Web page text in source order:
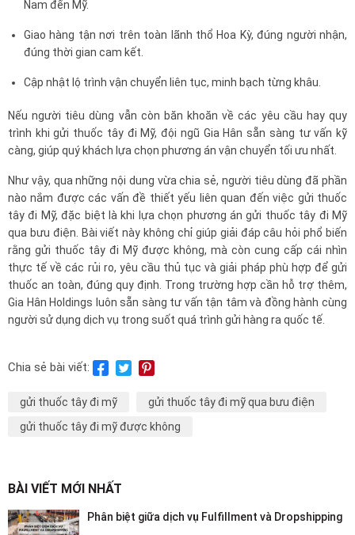
Nam đến Mỹ.
Giao hàng tận nơi trên toàn lãnh thổ Hoa Kỳ, đúng người nhận,
đúng thời gian cam kết.
Cập nhật lộ trình vận chuyển liên tục, minh bạch từng khâu.
Nếu người tiêu dùng vẫn còn băn khoăn về các yêu cầu hay quy
trình khi gửi thuốc tây đi Mỹ, đội ngũ Gia Hân sẵn sàng tư vấn kỹ
càng, giúp quý khách lựa chọn phương án vận chuyển tối ưu nhất.
Như vậy, qua những nội dung vừa chia sẻ, người tiêu dùng đã phần
nào nắm được các vấn đề thiết yếu liên quan đến việc gửi thuốc
tây đi Mỹ, đặc biệt là khi lựa chọn phương án gửi thuốc tây đi Mỹ
qua bưu điện. Bài viết này không chỉ giúp giải đáp câu hỏi phổ biến
rằng gửi thuốc tây đi Mỹ được không, mà còn cung cấp cái nhìn
thực tế về các rủi ro, yêu cầu thủ tục và giải pháp phù hợp để gửi
thuốc an toàn, đúng quy định. Trong trường hợp cần hỗ trợ thêm,
Gia Hân Holdings luôn sẵn sàng tư vấn tận tâm và đồng hành cùng
người sử dụng dịch vụ trong suốt quá trình gửi hàng ra quốc tế.
Chia sẻ bài viết:
gửi thuốc tây đi mỹ
gửi thuốc tây đi mỹ qua bưu điện
gửi thuốc tây đi mỹ được không
BÀI VIẾT MỚI NHẤT
Phân biệt giữa dịch vụ Fulfillment và Dropshipping